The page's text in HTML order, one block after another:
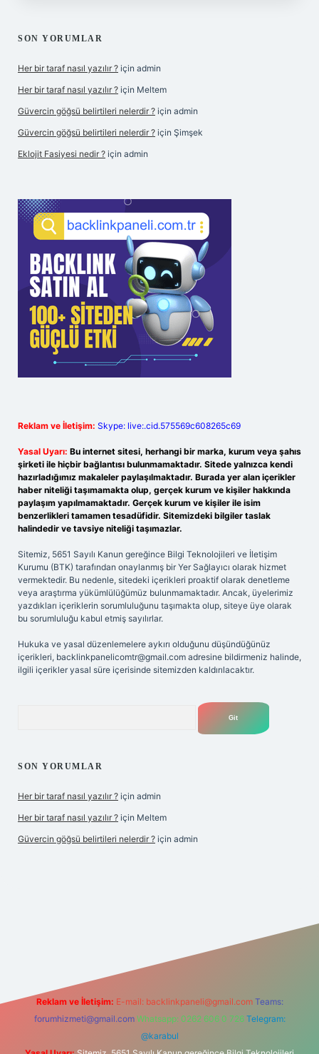
SON YORUMLAR
Her bir taraf nasıl yazılır ? için admin
Her bir taraf nasıl yazılır ? için Meltem
Güvercin göğsü belirtileri nelerdir ? için admin
Güvercin göğsü belirtileri nelerdir ? için Şimşek
Eklojit Fasiyesi nedir ? için admin
Reklam ve İletişim: Skype: live:.cid.575569c608265c69
Yasal Uyarı: Bu internet sitesi, herhangi bir marka, kurum veya şahıs
şirketi ile hiçbir bağlantısı bulunmamaktadır. Sitede yalnızca kendi
hazırladığımız makaleler paylaşılmaktadır. Burada yer alan içerikler
haber niteliği taşımamakta olup, gerçek kurum ve kişiler hakkında
paylaşım yapılmamaktadır. Gerçek kurum ve kişiler ile isim
benzerlikleri tamamen tesadüfidir. Sitemizdeki bilgiler taslak
halindedir ve tavsiye niteliği taşımazlar.
Sitemiz, 5651 Sayılı Kanun gereğince Bilgi Teknolojileri ve İletişim
Kurumu (BTK) tarafından onaylanmış bir Yer Sağlayıcı olarak hizmet
vermektedir. Bu nedenle, sitedeki içerikleri proaktif olarak denetleme
veya araştırma yükümlülüğümüz bulunmamaktadır. Ancak, üyelerimiz
yazdıkları içeriklerin sorumluluğunu taşımakta olup, siteye üye olarak
bu sorumluluğu kabul etmiş sayılırlar.
Hukuka ve yasal düzenlemelere aykırı olduğunu düşündüğünüz
içerikleri, backlinkpanelicomtr@gmail.com adresine bildirmeniz halinde,
ilgili içerikler yasal süre içerisinde sitemizden kaldırılacaktır.
SON YORUMLAR
Her bir taraf nasıl yazılır ? için admin
Her bir taraf nasıl yazılır ? için Meltem
Güvercin göğsü belirtileri nelerdir ? için admin
Reklam ve İletişim: E-mail: backlinkpaneli@gmail.com Teams:
forumhizmeti@gmail.com Whatsapp: 0262 606 0 726 Telegram:
@karabul